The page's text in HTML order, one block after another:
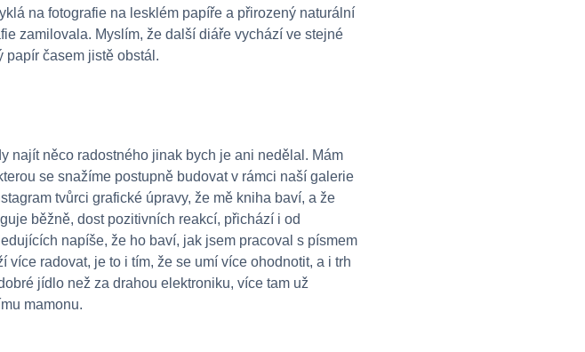
na fotografie na lesklém papíře a přirozený naturální
zamilovala. Myslím, že další diáře vychází ve stejné
papír časem jistě obstál.
najít něco radostného jinak bych je ani nedělal. Mám
se snažíme postupně budovat v rámci naší galerie
tvůrci grafické úpravy, že mě kniha baví, a že
běžně, dost pozitivních reakcí, přichází i od
napíše, že ho baví, jak jsem pracoval s písmem
radovat, je to i tím, že se umí více ohodnotit, a i trh
jídlo než za drahou elektroniku, více tam už
mamonu.